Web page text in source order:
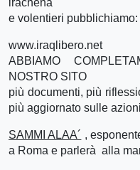
e volentieri pubblichiamo:
www.iraqlibero.net
ABBIAMO
NOSTRO SITO
più documenti, più
più aggiornato sulle
SAMMI ALAA´ ,
a Roma e parlerà alla